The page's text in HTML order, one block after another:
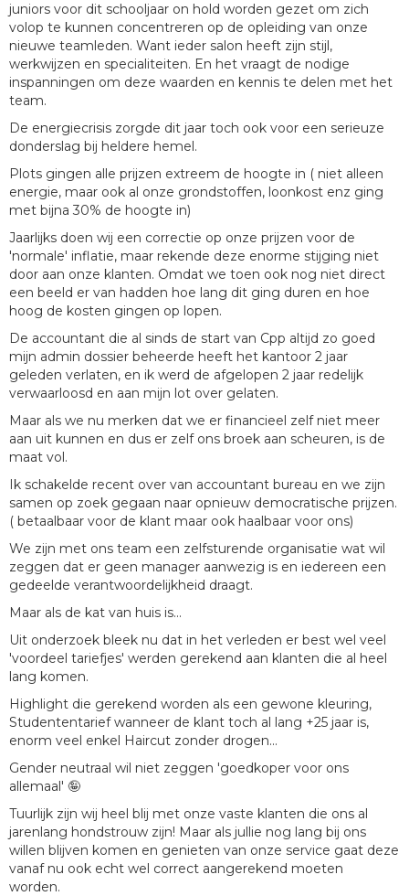
juniors voor dit schooljaar on hold worden gezet om zich
volop te kunnen concentreren op de opleiding van onze
nieuwe teamleden. Want ieder salon heeft zijn stijl,
werkwijzen en specialiteiten. En het vraagt de nodige
inspanningen om deze waarden en kennis te delen met het
team.
De energiecrisis zorgde dit jaar toch ook voor een serieuze
donderslag bij heldere hemel.
Plots gingen alle prijzen extreem de hoogte in ( niet alleen
energie, maar ook al onze grondstoffen, loonkost enz ging
met bijna 30% de hoogte in)
Jaarlijks doen wij een correctie op onze prijzen voor de
'normale' inflatie, maar rekende deze enorme stijging niet
door aan onze klanten. Omdat we toen ook nog niet direct
een beeld er van hadden hoe lang dit ging duren en hoe
hoog de kosten gingen op lopen.
De accountant die al sinds de start van Cpp altijd zo goed
mijn admin dossier beheerde heeft het kantoor 2 jaar
geleden verlaten, en ik werd de afgelopen 2 jaar redelijk
verwaarloosd en aan mijn lot over gelaten.
Maar als we nu merken dat we er financieel zelf niet meer
aan uit kunnen en dus er zelf ons broek aan scheuren, is de
maat vol.
Ik schakelde recent over van accountant bureau en we zijn
samen op zoek gegaan naar opnieuw democratische prijzen.
( betaalbaar voor de klant maar ook haalbaar voor ons)
We zijn met ons team een zelfsturende organisatie wat wil
zeggen dat er geen manager aanwezig is en iedereen een
gedeelde verantwoordelijkheid draagt.
Maar als de kat van huis is...
Uit onderzoek bleek nu dat in het verleden er best wel veel
'voordeel tariefjes' werden gerekend aan klanten die al heel
lang komen.
Highlight die gerekend worden als een gewone kleuring,
Studententarief wanneer de klant toch al lang +25 jaar is,
enorm veel enkel Haircut zonder drogen...
Gender neutraal wil niet zeggen 'goedkoper voor ons
allemaal' 🤪
Tuurlijk zijn wij heel blij met onze vaste klanten die ons al
jarenlang hondstrouw zijn! Maar als jullie nog lang bij ons
willen blijven komen en genieten van onze service gaat deze
vanaf nu ook echt wel correct aangerekend moeten
worden.